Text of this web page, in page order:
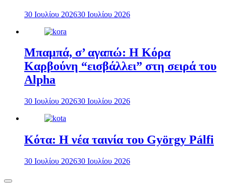
30 Ιουλίου 202630 Ιουλίου 2026
Μπαμπά, σ’ αγαπώ: Η Κόρα
Καρβούνη “εισβάλλει” στη σειρά του
Alpha
30 Ιουλίου 202630 Ιουλίου 2026
Κότα: Η νέα ταινία του György Pálfi
30 Ιουλίου 202630 Ιουλίου 2026